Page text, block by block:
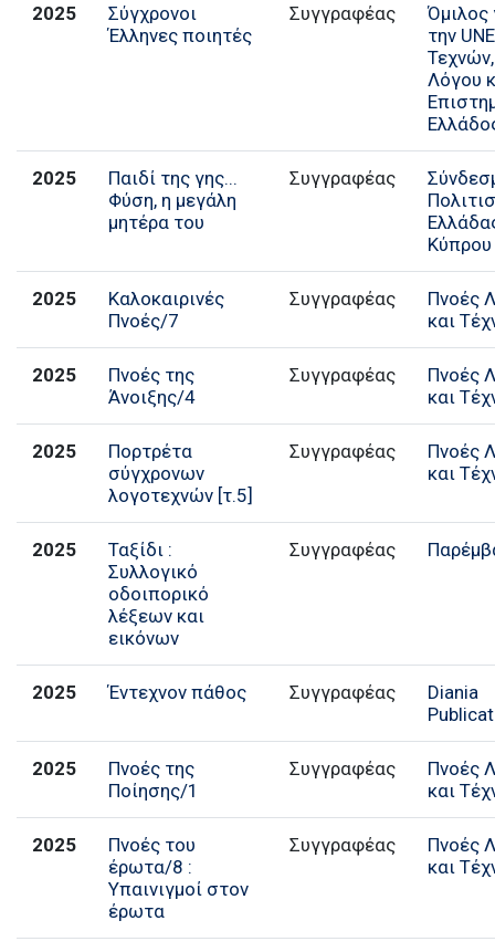
2025
Σύγχρονοι
Έλληνες ποιητές
Συγγραφέας
Όμιλος
την
Τεχνών,
Λόγου
2025
Παιδί της γης...
Φύση, η µεγάλη
µητέρα του
2025
Καλοκαιρινές
Πνοές/7
Συγγραφέας
Πνοές
και
2025
Πνοές της
Άνοιξης/4
Συγγραφέας
Πνοές
και
2025
Πορτρέτα
σύγχρονων
λογοτεχνών [τ.5]
Συγγραφέας
Πνοές
και
2025
Ταξίδι :
Συλλογικό
οδοιπορικό
λέξεων και
εικόνων
2025 Έντεχνον πάθος Συγγραφέας
Diania
2025
Πνοές της
Ποίησης/1
Συγγραφέας
Πνοές
και
2025
Πνοές του
έρωτα/8 :
Υπαινιγμοί στον
έρωτα
Συγγραφέας
Πνοές
και